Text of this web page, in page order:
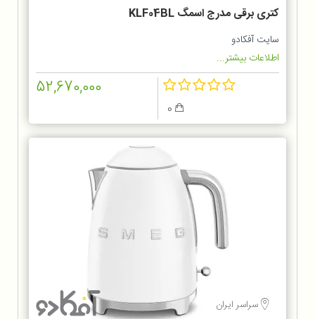
کتری برقی مدرج اسمگ KLF04BL
سایت آفکادو
اطلاعات بیشتر...
52,670,000
سراسر ایران